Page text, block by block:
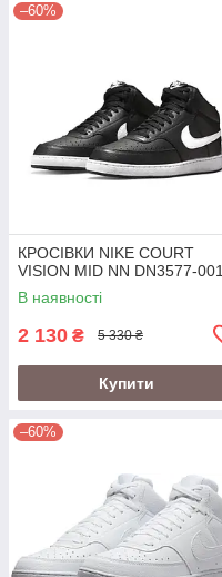
–60%
КРОСІВКИ NIKE COURT
VISION MID NN DN3577-001
В наявності
2 130 ₴ 5 330 ₴
Купити
–60%